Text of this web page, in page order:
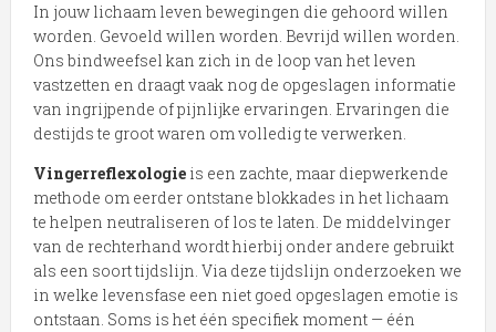
In jouw lichaam leven bewegingen die gehoord willen
worden. Gevoeld willen worden. Bevrijd willen worden.
Ons bindweefsel kan zich in de loop van het leven
vastzetten en draagt vaak nog de opgeslagen informatie
van ingrijpende of pijnlijke ervaringen. Ervaringen die
destijds te groot waren om volledig te verwerken.
Vingerreflexologieis een zachte, maar diepwerkende
methode om eerder ontstane blokkades in het lichaam
te helpen neutraliseren of los te laten. De middelvinger
van de rechterhand wordt hierbij onder andere gebruikt
als een soort tijdslijn. Via deze tijdslijn onderzoeken we
in welke levensfase een niet goed opgeslagen emotie is
ontstaan. Soms is het één specifiek moment — één